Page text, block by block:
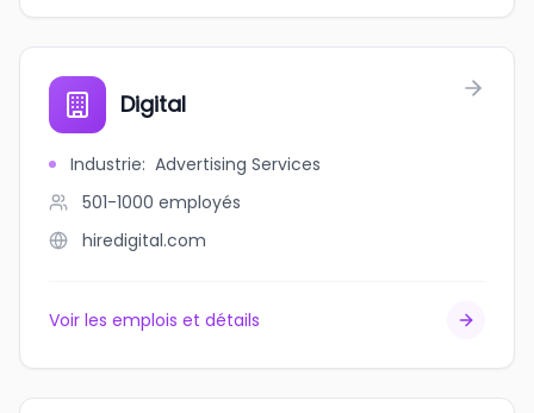
Digital
Industrie: Advertising Services
501-1000 employés
hiredigital.com
Voir les emplois et détails